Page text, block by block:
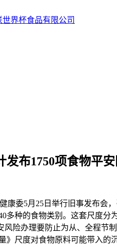
发布1750项食物平
委5月25日举行旧事发布会，
多种的食物类别。这套尺度
风险办理要防止为从、全程节
》尺度对食物原料可能带入